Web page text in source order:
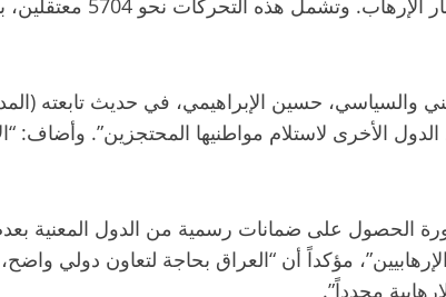
الأخرى لاستلام مواطنيها المحتجزين”. وأضاف:
الحصول على ضمانات رسمية من الدول المعنية
مؤكداً أن “العراق بحاجة لتعاون دولي
مجدداً”.